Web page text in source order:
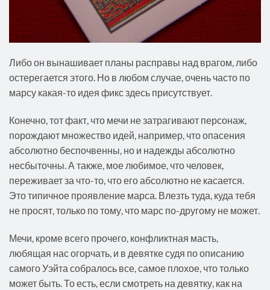
Либо он вынашивает планы расправы над врагом, либо
остерегается этого. Но в любом случае, очень часто по
марсу какая-то идея фикс здесь присутствует.
Конечно, тот факт, что мечи не затрагивают персонаж,
порождают множество идей, например, что опасения
абсолютно беспочвенны, но и надежды абсолютно
несбыточны. А также, мое любимое, что человек,
переживает за что-то, что его абсолютно не касается.
Это типичное проявление марса. Влезть туда, куда тебя
не просят, только по тому, что марс по-другому не может.
Мечи, кроме всего прочего, конфликтная масть,
любящая нас огорчать, и в девятке судя по описанию
самого Уэйта собралось все, самое плохое, что только
может быть. То есть, если смотреть на девятку, как на